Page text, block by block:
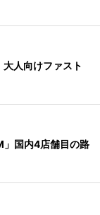
人向けファスト
」国内4店舗目の路